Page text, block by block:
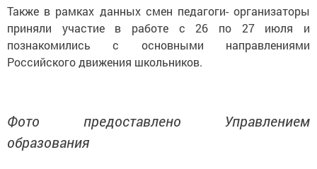
Также в рамках данных смен педагоги- организаторы
приняли участие в работе с 26 по 27 июля и
познакомились с основными направлениями
Российского движения школьников.
Фото предоставлено Управлением
образования